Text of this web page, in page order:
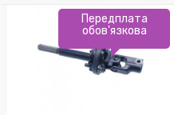
Передплата
обов'язкова